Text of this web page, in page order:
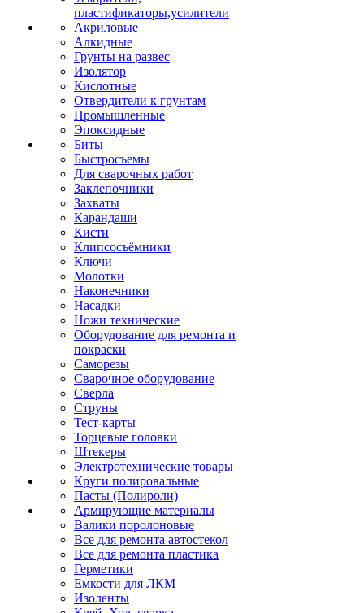
пластификаторы,усилители
Акриловые
Алкидные
Грунты на развес
Изолятор
Кислотные
Отвердители к грунтам
Промышленные
Эпоксидные
Биты
Быстросъемы
Для сварочных работ
Заклепочники
Захваты
Карандаши
Кисти
Клипсосъёмники
Ключи
Молотки
Наконечники
Насадки
Ножи технические
Оборудование для ремонта и
покраски
Саморезы
Сварочное оборудование
Сверла
Струны
Тест-карты
Торцевые головки
Штекеры
Электротехнические товары
Круги полировальные
Пасты (Полироли)
Армирующие материалы
Валики поролоновые
Все для ремонта автостекол
Все для ремонта пластика
Герметики
Емкости для ЛКМ
Изоленты